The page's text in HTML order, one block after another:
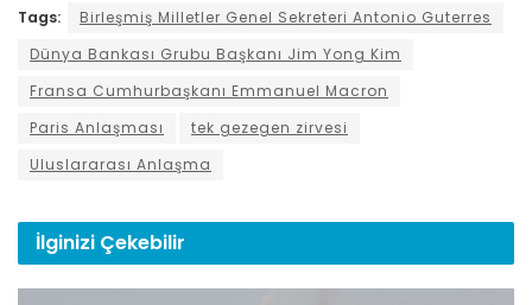
Tags:
Birleşmiş Milletler Genel Sekreteri Antonio Guterres
Dünya Bankası Grubu Başkanı Jim Yong Kim
Fransa Cumhurbaşkanı Emmanuel Macron
Paris Anlaşması
tek gezegen zirvesi
Uluslararası Anlaşma
İlginizi Çekebilir